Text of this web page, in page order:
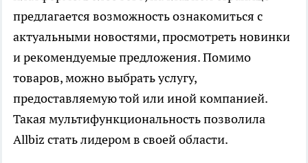
предлагается возможность ознакомиться с
актуальными новостями, просмотреть новинки
и рекомендуемые предложения. Помимо
товаров, можно выбрать услугу,
предоставляемую той или иной компанией.
Такая мультифункциональность позволила
Аllbiz стать лидером в своей области.